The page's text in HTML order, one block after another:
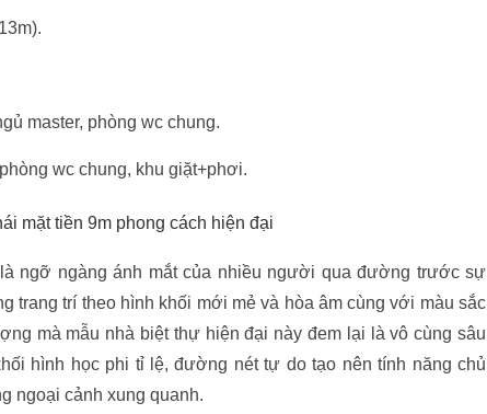
master, phòng wc chung.
wc chung, khu giặt+phơi.
mặt tiền 9m phong cách hiện đại
ngỡ ngàng ánh mắt của nhiều người qua đường trước sự
trang trí theo hình khối mới mẻ và hòa âm cùng với màu sắc
mà mẫu nhà biệt thự hiện đại này đem lại là vô cùng sâu
hình học phi tỉ lệ, đường nét tự do tạo nên tính năng chủ
ngoại cảnh xung quanh.